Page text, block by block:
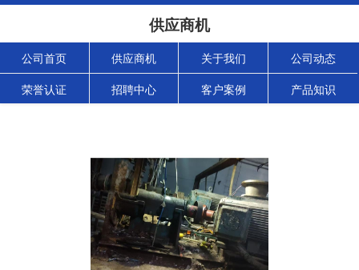
供应商机
公司首页 供应商机 关于我们 公司动态
荣誉认证 招聘中心 客户案例 产品知识